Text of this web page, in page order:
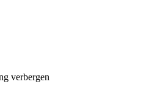
verbergen